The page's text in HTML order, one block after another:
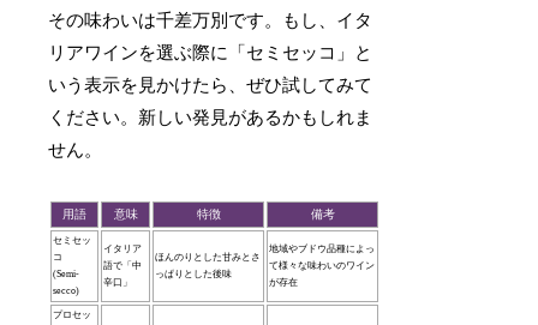
その味わいは千差万別です。もし、イタ
リアワインを選ぶ際に「セミセッコ」と
いう表示を見かけたら、ぜひ試してみて
ください。新しい発見があるかもしれま
せん。
用語 意味 特徴 備考
セミセッ
コ
(Semi-
secco)
イタリア
語で「中
辛口」
ほんのりとした甘みとさ
っぱりとした後味
地域やブドウ品種によっ
て様々な味わいのワイン
が存在
プロセッ